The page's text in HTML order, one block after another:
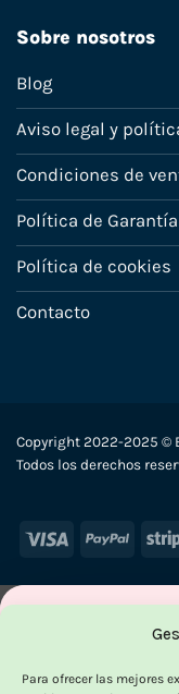
Para ofrecer las mejores
Sobre nosotros
Blog
Aviso legal y
Condiciones de
Política de Garantía
Política de cookies
Contacto
Copyright 2022-2025 ©
Todos los derechos
Visa